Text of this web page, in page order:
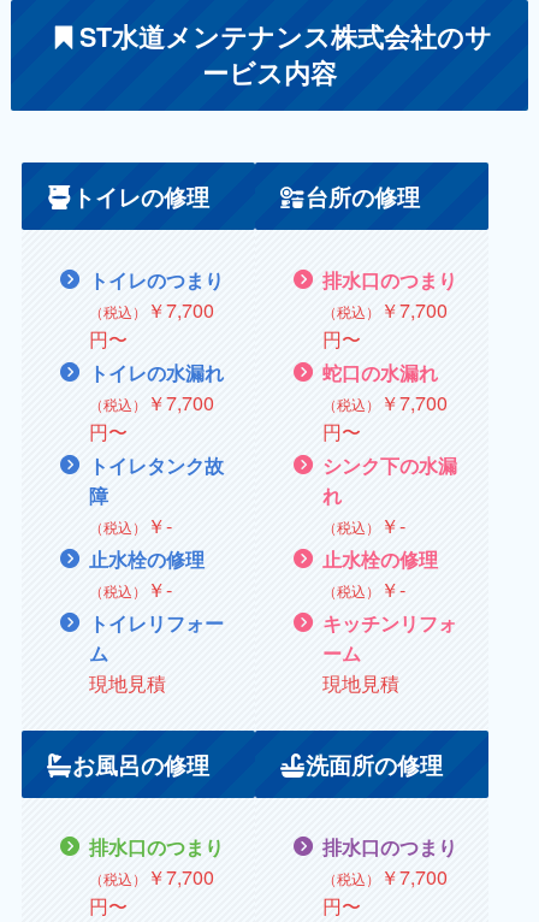
ST水道メンテナンス株式会社のサ
ービス内容
トイレの修理
トイレのつまり
（税込）
￥7,700
円〜
トイレの水漏れ
（税込） ￥7,700
円〜
トイレタンク故
障
（税込） ￥‐
止水栓の修理
（税込） ￥‐
トイレリフォー
ム
現地見積
台所の修理
排水口のつまり
（税込）
￥7,700
円〜
蛇口の水漏れ
（税込） ￥7,700
円〜
シンク下の水漏
れ
（税込） ￥‐
止水栓の修理
（税込） ￥‐
キッチンリフォ
ーム
現地見積
お風呂の修理
排水口のつまり
（税込）
￥7,700
円〜
洗面所の修理
排水口のつまり
（税込）
￥7,700
円〜